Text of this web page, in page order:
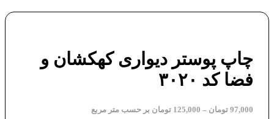
چاپ پوستر دیواری کهکشان و
فضا کد ۳۰۲۰
97,000 تومان –
125,000 تومان بر حسب متر مربع